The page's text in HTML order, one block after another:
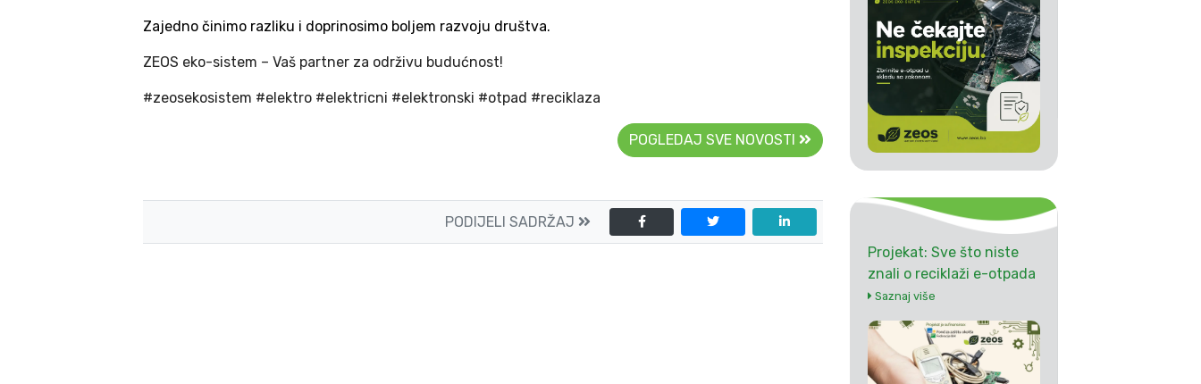
Zajedno činimo razliku i doprinosimo boljem razvoju društva.
ZEOS eko-sistem – Vaš partner za održivu budućnost!
#zeosekosistem #elektro #elektricni #elektronski #otpad #reciklaza
POGLEDAJ SVE NOVOSTI
PODIJELI SADRŽAJ
Projekat: Sve što niste
znali o reciklaži e-otpada
Saznaj više